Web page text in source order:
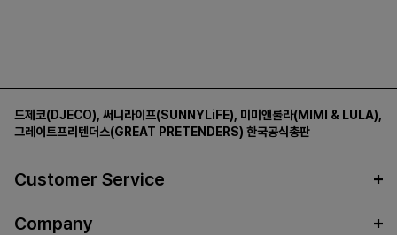
드제코(DJECO) 써니라이프(SUNNYLiFE) 미미앤룰라(MIMI & LULA)
그레이트프리텐더스(GREAT PRETENDERS) 한국공식총판
Customer Service
Company